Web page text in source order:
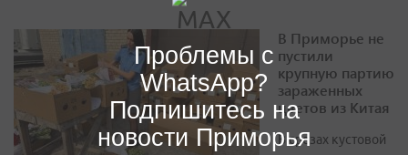
В Приморье не
пустили
крупную партию
зараженных
цветов из Китая
В срезах кустовой
Проблемы с
WhatsApp?
Подпишитесь на
новости Приморья